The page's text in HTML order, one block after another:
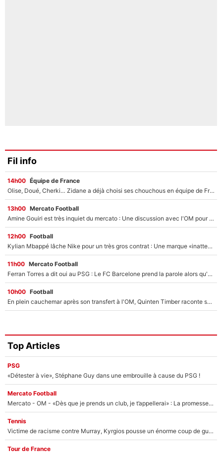
Fil info
14h00 Équipe de France
Olise, Doué, Cherki… Zidane a déjà choisi ses chouchous en équipe de France ? L’IA annonce des surprises sans Kylian Mbappé !
13h00 Mercato Football
Amine Gouiri est très inquiet du mercato : Une discussion avec l'OM pour acter son transfert !
12h00 Football
Kylian Mbappé lâche Nike pour un très gros contrat : Une marque «inattendue» va frapper très fort
11h00 Mercato Football
Ferran Torres a dit oui au PSG : Le FC Barcelone prend la parole alors qu'un transfert de l'attaquant espagnol prend forme
10h00 Football
En plein cauchemar après son transfert à l'OM, Quinten Timber raconte ses doutes après sa signature à Marseille
Top Articles
PSG
«Détester à vie», Stéphane Guy dans une embrouille à cause du PSG !
Mercato Football
Mercato - OM - «Dès que je prends un club, je t’appellerai» : La promesse de Marcelino au moment de claquer la porte
Tennis
Victime de racisme contre Murray, Kyrgios pousse un énorme coup de gueule !
Tour de France